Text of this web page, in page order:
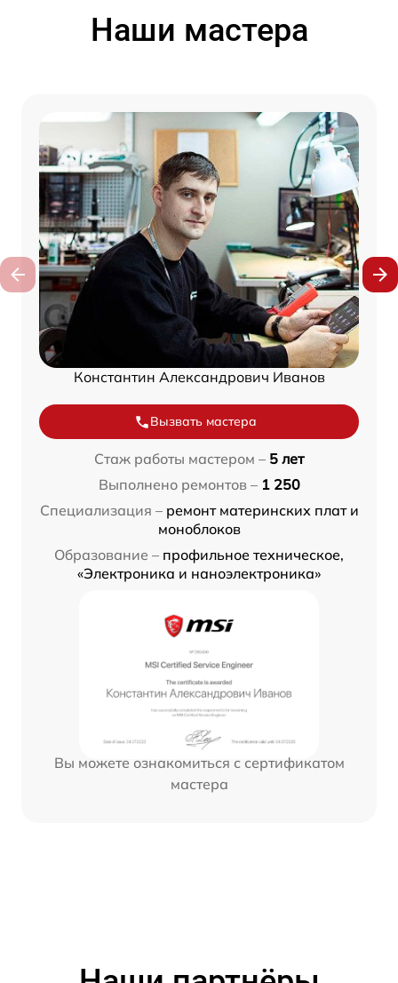
Наши мастера
Константин Александрович Иванов
Вызвать мастера
Стаж работы мастером – 5 лет
Выполнено ремонтов – 1 250
Специализация – ремонт материнских плат и
моноблоков
Образование – профильное техническое,
«Электроника и наноэлектроника»
Вы можете ознакомиться с сертификатом
мастера